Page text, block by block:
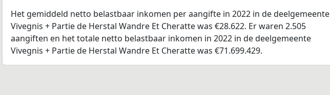
Het gemiddeld netto belastbaar inkomen per aangifte in 2022 in de deelgemeente
Vivegnis + Partie de Herstal Wandre Et Cheratte was €28.622. Er waren 2.505
aangiften en het totale netto belastbaar inkomen in 2022 in de deelgemeente
Vivegnis + Partie de Herstal Wandre Et Cheratte was €71.699.429.